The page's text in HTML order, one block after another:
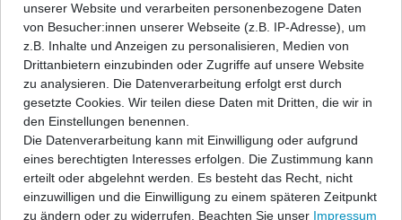
Beschreibung
Technische Daten
Angaben Produktsicherheit
unserer Website und verarbeiten personenbezogene Daten
von Besucher:innen unserer Webseite (z.B. IP-Adresse), um
z.B. Inhalte und Anzeigen zu personalisieren, Medien von
Drittanbietern einzubinden oder Zugriffe auf unsere Website
zu analysieren. Die Datenverarbeitung erfolgt erst durch
gesetzte Cookies. Wir teilen diese Daten mit Dritten, die wir in
den Einstellungen benennen.
Die Datenverarbeitung kann mit Einwilligung oder aufgrund
eines berechtigten Interesses erfolgen. Die Zustimmung kann
erteilt oder abgelehnt werden. Es besteht das Recht, nicht
einzuwilligen und die Einwilligung zu einem späteren Zeitpunkt
zu ändern oder zu widerrufen. Beachten Sie unser Impressum